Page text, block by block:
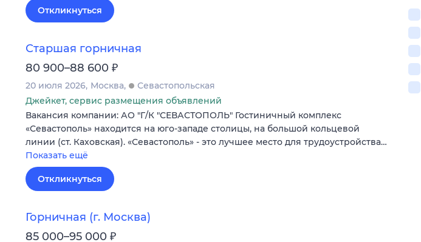
Откликнуться
Старшая горничная
80 900–88 600 ₽
20 июля 2026 Москва
Севастопольская
Джейкет, сервис размещения объявлений
Вакансия компании: АО "Г/К "СЕВАСТОПОЛЬ" Гостиничный комплекс
«Севастополь» находится на юго-западе столицы, на большой кольцевой
линии (ст. Каховская). «Севастополь» - это лучшее место для трудоустройства…
Показать ещё
Откликнуться
Горничная (г. Москва)
85 000–95 000 ₽